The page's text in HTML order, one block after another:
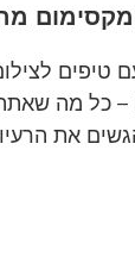
– כל מה
את